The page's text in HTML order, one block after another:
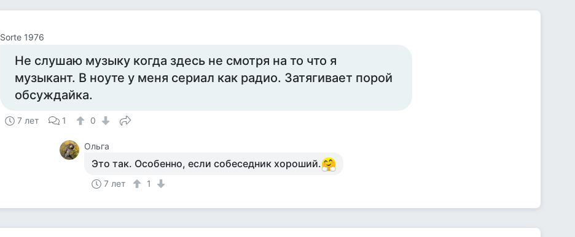
Sorte 1976
Не слушаю музыку когда здесь не смотря на то что я
музыкант. В ноуте у меня сериал как радио. Затягивает порой
обсуждайка.
7 лет 1 0
Ольга
Это так. Особенно, если собеседник хороший.
7 лет 1